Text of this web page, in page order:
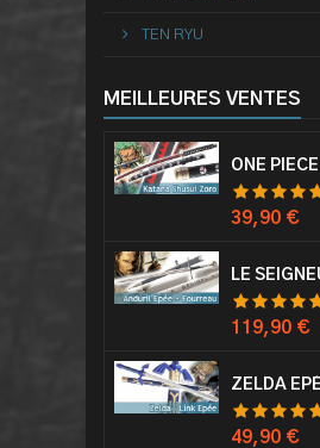
TEN RYU
MEILLEURES VENTES
Prix
39,90 €
Prix
119,90 €
Prix
49,90 €